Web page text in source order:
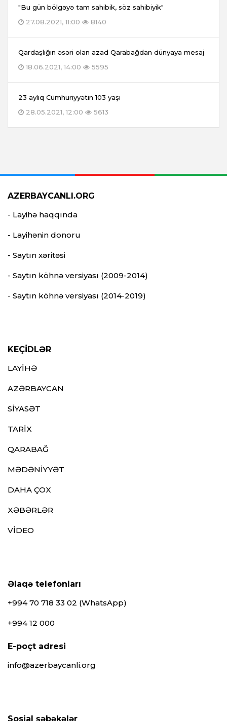
"Bu gün bölgəyə tam sahibik, söz sahibiyik"
27.08.2021, 11:00
8140
Qardaşlığın əsəri olan azad Qarabağdan dünyaya mesaj
18.06.2021, 14:00
5595
23 aylıq Cümhuriyyətin 103 yaşı
28.05.2021, 12:00
5613
AZERBAYCANLI.ORG
- Layihə haqqında
- Layihənin donoru
- Saytın xəritəsi
- Saytın köhnə versiyası (2009-2014)
- Saytın köhnə versiyası (2014-2019)
KEÇİDLƏR
LAYİHƏ
AZƏRBAYCAN
SİYASƏT
TARİX
QARABAĞ
MƏDƏNİYYƏT
DAHA ÇOX
XƏBƏRLƏR
VİDEO
Əlaqə telefonları
+994 70 718 33 02 (WhatsApp)
+994 12 000
E-poçt adresi
info@azerbaycanli.org
Sosial şəbəkələr